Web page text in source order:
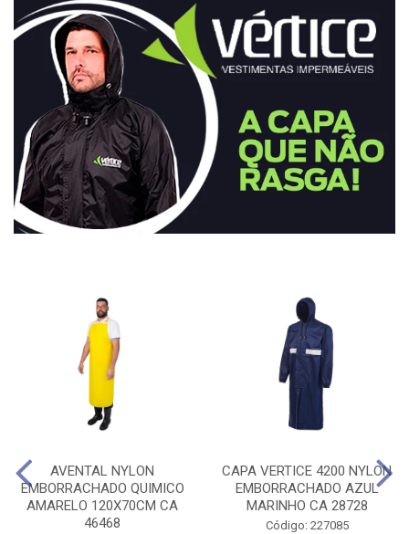
AVENTAL NYLON
EMBORRACHADO QUIMICO
AMARELO 120X70CM CA
46468
CAPA VERTICE 4200 NYLON
EMBORRACHADO AZUL
MARINHO CA 28728
Código: 227085